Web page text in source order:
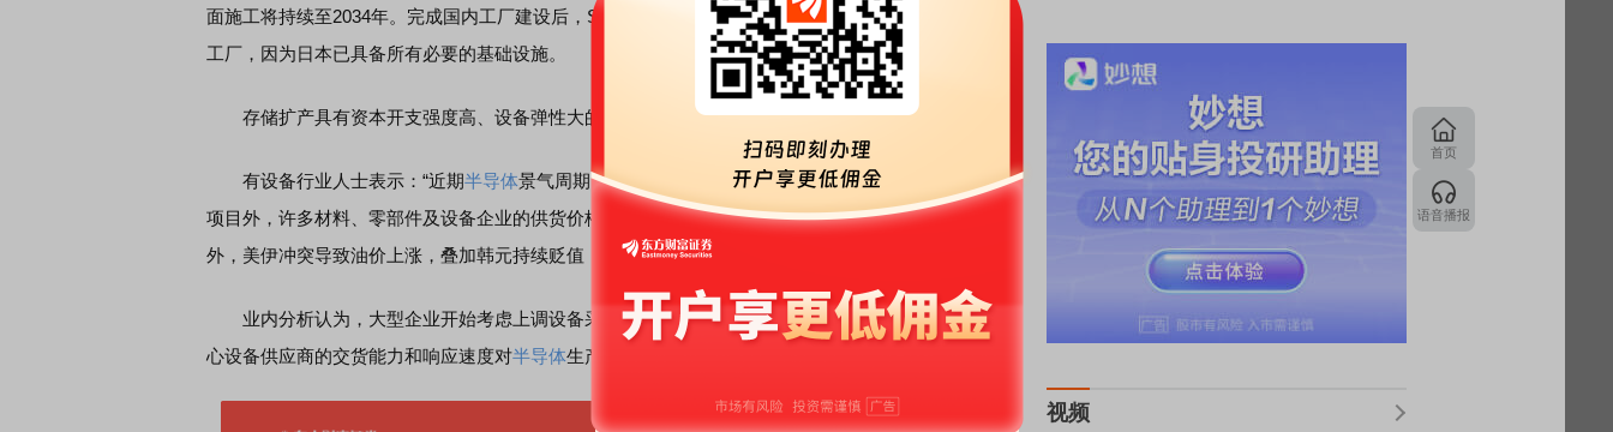
面施工将持续至2034年。完成国内工厂建设后，SK海力士计划在海外增设更多工厂，包括在日本增设
工厂，因为日本已具备所有必要的基础设施。
存储扩产具有资本开支强度高、设备弹性大的特点。
有设备行业人士表示：“近期半导体景气周期向上，主要原因是存储短缺涨价。除了部分新增投资
项目外，许多材料、零部件及设备企业的供货价格并未发生变化，反而出现盈利能力下降的情况。此
外，美伊冲突导致油价上涨，叠加韩元持续贬值，都导致很有必要上调供货价格。”
业内分析认为，大型企业开始考虑上调设备采购价格，是因为在当前 半导体超级周期背景下，核
心设备供应商的交货能力和响应速度对半导体生产计划的影响显著提升。
视频
首页
语音播报